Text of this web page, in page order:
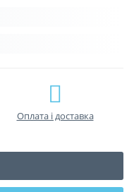
Оплата і доставка